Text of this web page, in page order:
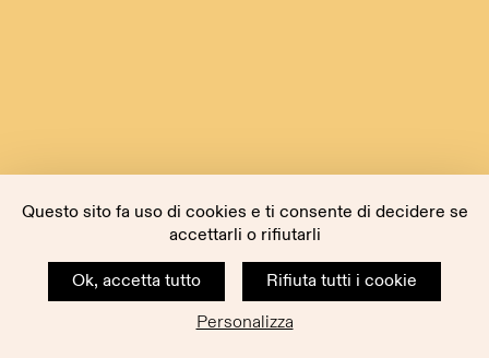
Questo sito fa uso di cookies e ti consente di decidere se
accettarli o rifiutarli
Ok, accetta tutto
Rifiuta tutti i cookie
Personalizza